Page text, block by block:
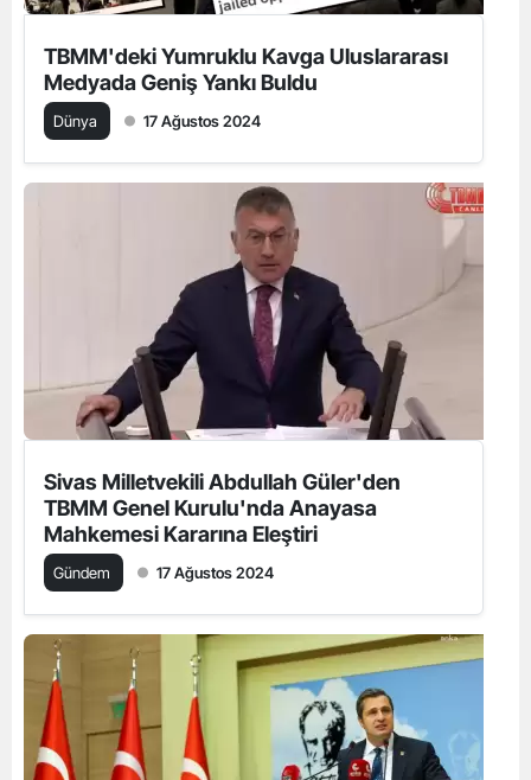
TBMM'deki Yumruklu Kavga Uluslararası
Medyada Geniş Yankı Buldu
Dünya 17 Ağustos 2024
Sivas Milletvekili Abdullah Güler'den
TBMM Genel Kurulu'nda Anayasa
Mahkemesi Kararına Eleştiri
Gündem 17 Ağustos 2024